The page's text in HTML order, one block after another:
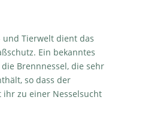
und Tierwelt dient das
Ein bekanntes
Brennnessel, die sehr
so dass der
ihr zu einer Nesselsucht